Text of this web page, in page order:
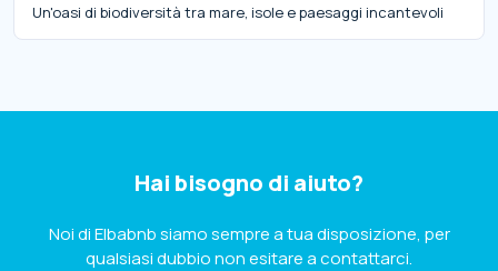
Un'oasi di biodiversità tra mare, isole e paesaggi incantevoli
Hai bisogno di aiuto?
Noi di Elbabnb siamo sempre a tua disposizione, per
qualsiasi dubbio non esitare a contattarci.